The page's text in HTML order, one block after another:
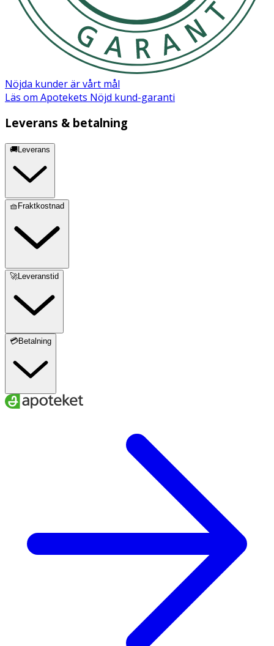
Nöjda kunder är vårt mål
Läs om Apotekets Nöjd kund-garanti
Leverans & betalning
🚚Leverans
🧺Fraktkostnad
🚀Leveranstid
💳Betalning